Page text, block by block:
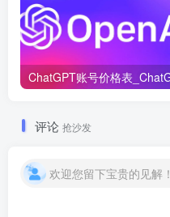
评论 抢沙发
欢迎您留下宝贵的见解！